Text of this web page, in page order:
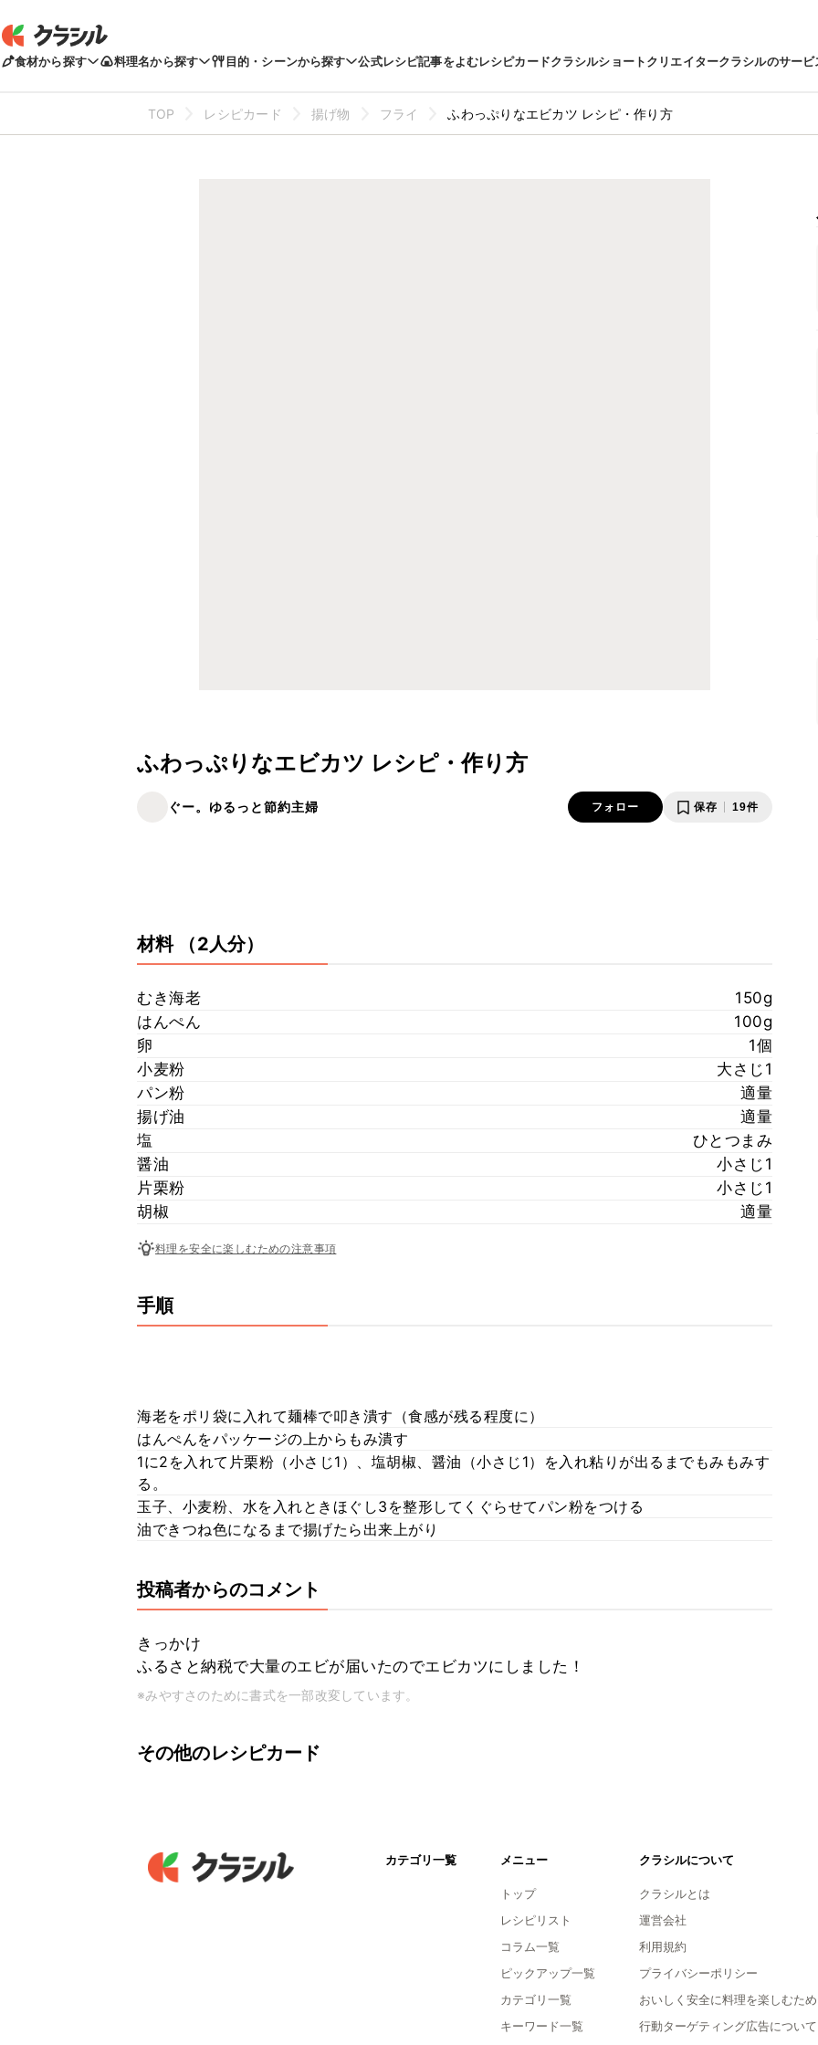
食材から探す 料理名から探す 目的・シーンから探す 公式レシピ記事をよむレシピカードクラシルショートクリエイタークラシルのサービ
TOP レシピカード 揚げ物 フライ ふわっぷりなエビカツ レシピ・作り方
ふわっぷりなエビカツ レシピ・作り方
ぐー。ゆるっと節約主婦 フォロー 保存 19件
材料 （2人分）
むき海老
150g
はんぺん
100g
卵
1個
小麦粉
大さじ1
パン粉
適量
揚げ油
適量
塩
ひとつまみ
醤油
小さじ1
片栗粉
小さじ1
胡椒
適量
料理を安全に楽しむための注意事項
手順
海老をポリ袋に入れて麺棒で叩き潰す（食感が残る程度に）
はんぺんをパッケージの上からもみ潰す
1に2を入れて片栗粉（小さじ1）、塩胡椒、醤油（小さじ1）を入れ粘りが出るまでもみもみす
る。
玉子、小麦粉、水を入れときほぐし3を整形してくぐらせてパン粉をつける
油できつね色になるまで揚げたら出来上がり
投稿者からのコメント
きっかけ
ふるさと納税で大量のエビが届いたのでエビカツにしました！
※みやすさのために書式を一部改変しています。
その他のレシピカード
カテゴリ一覧 メニュー
トップ
レシピリスト
コラム一覧
ピックアップ一覧
カテゴリ一覧
キーワード一覧
クラシルについて
クラシルとは
運営会社
利用規約
プライバシーポリシー
おいしく安全に料理を楽しむため
行動ターゲティング広告について